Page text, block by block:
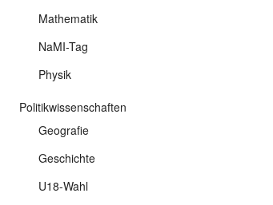
Mathematik
NaMI-Tag
Physik
Politikwissenschaften
Geografie
Geschichte
U18-Wahl